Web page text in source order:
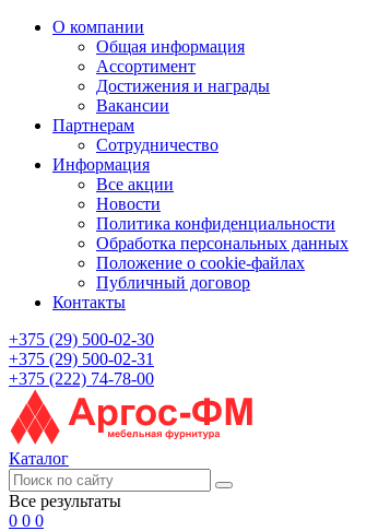
О компании
Общая информация
Ассортимент
Достижения и награды
Вакансии
Партнерам
Сотрудничество
Информация
Все акции
Новости
Политика конфиденциальности
Обработка персональных данных
Положение о cookie-файлах
Публичный договор
Контакты
+375 (29) 500-02-30
+375 (29) 500-02-31
+375 (222) 74-78-00
Каталог
Все результаты
0 0 0